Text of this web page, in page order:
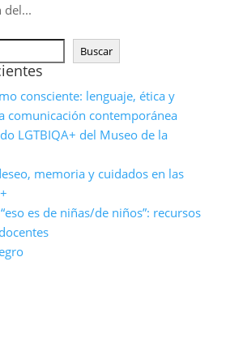
del...
Buscar
consciente: lenguaje, ética y
comunicación contemporánea
LGTBIQA+ del Museo de la
memoria y cuidados en las
es de niñas/de niños”: recursos